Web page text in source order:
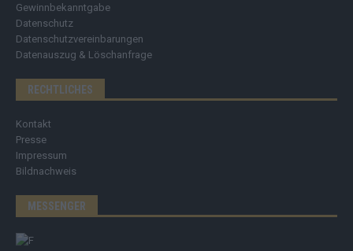
Gewinnbekanntgabe
Datenschutz
Datenschutzvereinbarungen
Datenauszug & Löschanfrage
RECHTLICHES
Kontakt
Presse
Impressum
Bildnachweis
MESSENGER